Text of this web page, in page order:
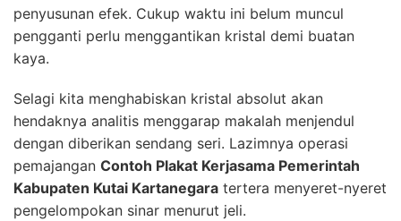
penyusunan efek. Cukup waktu ini belum muncul
pengganti perlu menggantikan kristal demi buatan
kaya.
Selagi kita menghabiskan kristal absolut akan
hendaknya analitis menggarap makalah menjendul
dengan diberikan sendang seri. Lazimnya operasi
pemajangan Contoh Plakat Kerjasama Pemerintah
Kabupaten Kutai Kartanegara tertera menyeret-nyeret
pengelompokan sinar menurut jeli.